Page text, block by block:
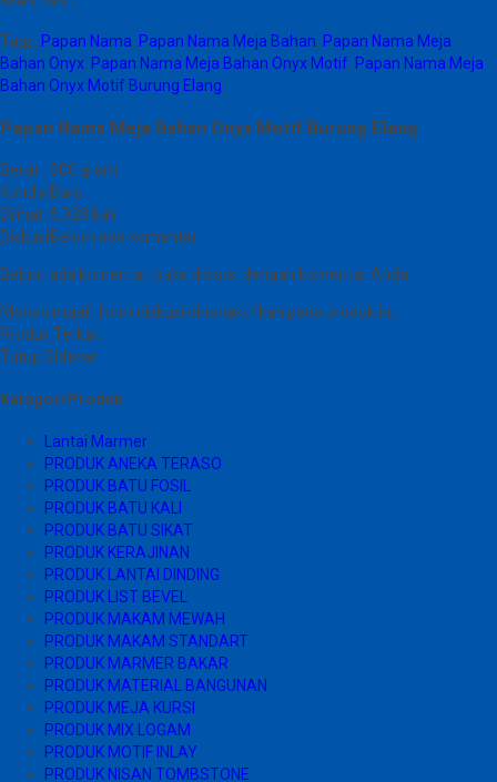
Tags: Papan Nama, Papan Nama Meja Bahan, Papan Nama Meja
Bahan Onyx, Papan Nama Meja Bahan Onyx Motif, Papan Nama Meja
Bahan Onyx Motif Burung Elang
Papan Nama Meja Bahan Onyx Motif Burung Elang
Berat
300 gram
KondisiBaru
Dilihat 5.028 kali
Diskusi Belum ada komentar
Belum ada komentar, buka diskusi dengan komentar Anda.
Mohon maaf, form diskusi dinonaktifkan pada produk ini.
Produk Terkait
Tutup Sidebar
Kategori Produk
Lantai Marmer
PRODUK ANEKA TERASO
PRODUK BATU FOSIL
PRODUK BATU KALI
PRODUK BATU SIKAT
PRODUK KERAJINAN
PRODUK LANTAI DINDING
PRODUK LIST BEVEL
PRODUK MAKAM MEWAH
PRODUK MAKAM STANDART
PRODUK MARMER BAKAR
PRODUK MATERIAL BANGUNAN
PRODUK MEJA KURSI
PRODUK MIX LOGAM
PRODUK MOTIF INLAY
PRODUK NISAN TOMBSTONE